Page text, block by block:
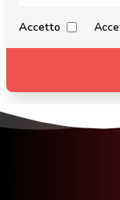
Accetto